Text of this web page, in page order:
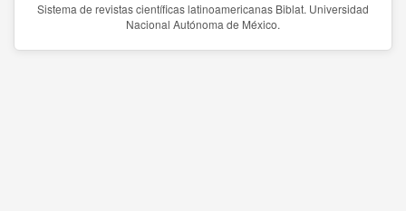
Sistema de revistas científicas latinoamericanas Biblat. Universidad
Nacional Autónoma de México.